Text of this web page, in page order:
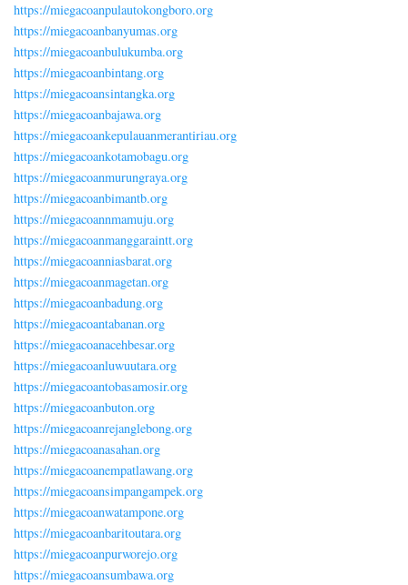
https://miegacoanpulautokongboro.org
https://miegacoanbanyumas.org
https://miegacoanbulukumba.org
https://miegacoanbintang.org
https://miegacoansintangka.org
https://miegacoanbajawa.org
https://miegacoankepulauanmerantiriau.org
https://miegacoankotamobagu.org
https://miegacoanmurungraya.org
https://miegacoanbimantb.org
https://miegacoannmamuju.org
https://miegacoanmanggaraintt.org
https://miegacoanniasbarat.org
https://miegacoanmagetan.org
https://miegacoanbadung.org
https://miegacoantabanan.org
https://miegacoanacehbesar.org
https://miegacoanluwuutara.org
https://miegacoantobasamosir.org
https://miegacoanbuton.org
https://miegacoanrejanglebong.org
https://miegacoanasahan.org
https://miegacoanempatlawang.org
https://miegacoansimpangampek.org
https://miegacoanwatampone.org
https://miegacoanbaritoutara.org
https://miegacoanpurworejo.org
https://miegacoansumbawa.org